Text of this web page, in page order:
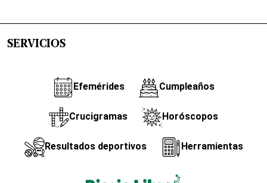
SERVICIOS
Efemérides Cumpleaños
Crucigramas Horóscopos
Resultados deportivos Herramientas